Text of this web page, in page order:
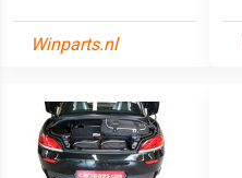
Winparts.nl